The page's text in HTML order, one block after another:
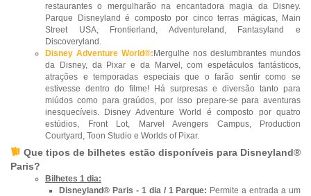
restaurantes o mergulharão na encantadora magia da Disney.
Parque Disneyland é composto por cinco terras mágicas, Main
Street USA, Frontierland, Adventureland, Fantasyland e
Discoveryland.
Disney Adventure World®:Mergulhe nos deslumbrantes mundos
da Disney, da Pixar e da Marvel, com espetáculos fantásticos,
atrações e temporadas especiais que o farão sentir como se
estivesse dentro do filme! Há surpresas e diversão tanto para
miúdos como para graúdos, por isso prepare-se para aventuras
inesquecíveis. Disney Adventure World é composto por quatro
estúdios, Front Lot, Marvel Avengers Campus, Production
Courtyard, Toon Studio e Worlds of Pixar.
Que tipos de bilhetes estão disponíveis para Disneyland®
Paris?
Bilhetes 1 dia:
Disneyland® Paris - 1 dia / 1 Parque: Permite a entrada a um